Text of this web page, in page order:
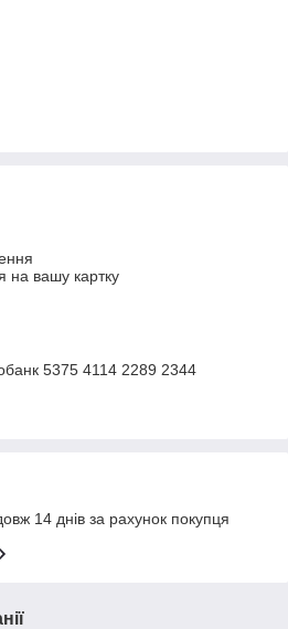
на вашу картку
5375 4114 2289 2344
14 днів за рахунок покупця